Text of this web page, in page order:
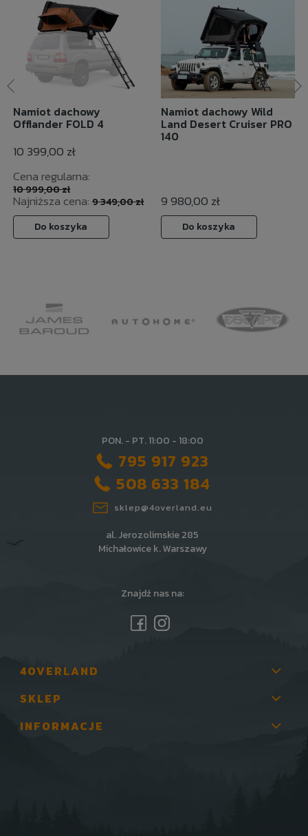
Namiot dachowy
Offlander FOLD 4
10 399,00 zł
Cena regularna:
10 999,00 zł
Najniższa cena: 9 349,00 zł
Do koszyka
Namiot dachowy Wild
Land Desert Cruiser PRO
140
9 980,00 zł
Do koszyka
PON. - PT. 11:00 - 18:00
795 917 923
508 633 184
sklep@4overland.eu
al. Jerozolimskie 285
Michałowice k. Warszawy
Znajdź nas na:
4OVERLAND
SKLEP
INFORMACJE